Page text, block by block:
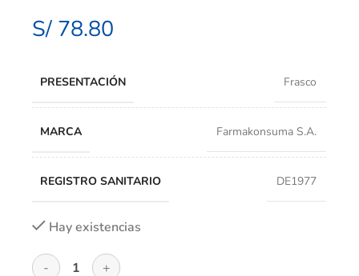
S/ 78.80
PRESENTACIÓN Frasco
MARCA Farmakonsuma S.A.
REGISTRO SANITARIO DE1977
Hay existencias